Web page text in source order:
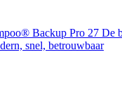
® Backup Pro 27 De
snel, betrouwbaar